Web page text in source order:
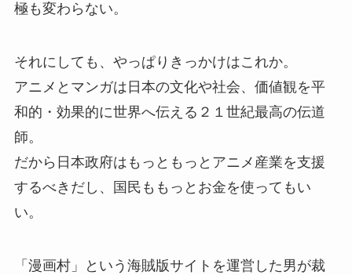
極も変わらない。
それにしても、やっぱりきっかけはこれか。
アニメとマンガは日本の文化や社会、価値観を平
和的・効果的に世界へ伝える２１世紀最高の伝道
師。
だから日本政府はもっともっとアニメ産業を支援
するべきだし、国民ももっとお金を使ってもい
い。
「漫画村」という海賊版サイトを運営した男が裁